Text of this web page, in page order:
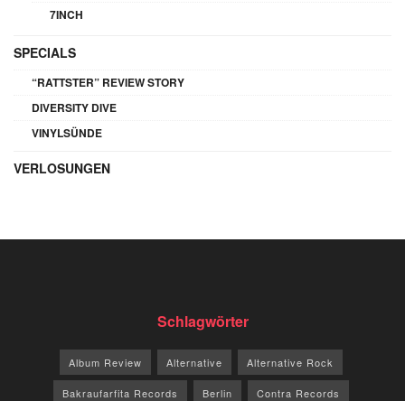
7INCH
SPECIALS
“RATTSTER” REVIEW STORY
DIVERSITY DIVE
VINYLSÜNDE
VERLOSUNGEN
Schlagwörter
Album Review Alternative Alternative Rock
Bakraufarfita Records Berlin Contra Records